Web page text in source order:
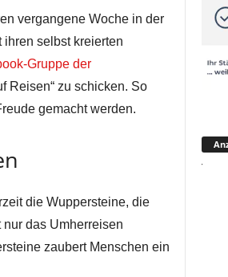
vergangene Woche in der
selbst kreierten
Gruppe der
Reisen“ zu schicken. So
gemacht werden.
die Wuppersteine, die
das Umherreisen
zaubert Menschen ein